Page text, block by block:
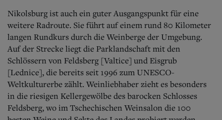
Nikolsburg ist auch ein guter Ausgangspunkt für eine
weitere Radroute. Sie führt auf einem rund 80 Kilometer
langen Rundkurs durch die Weinberge der Umgebung.
Auf der Strecke liegt die Parklandschaft mit den
Schlössern von Feldsberg [Valtice] und Eisgrub
[Lednice], die bereits seit 1996 zum UNESCO-
Weltkulturerbe zählt. Weinliebhaber zieht es besonders
in die riesigen Kellergewölbe des barocken Schlosses
Feldsberg, wo im Tschechischen Weinsalon die 100